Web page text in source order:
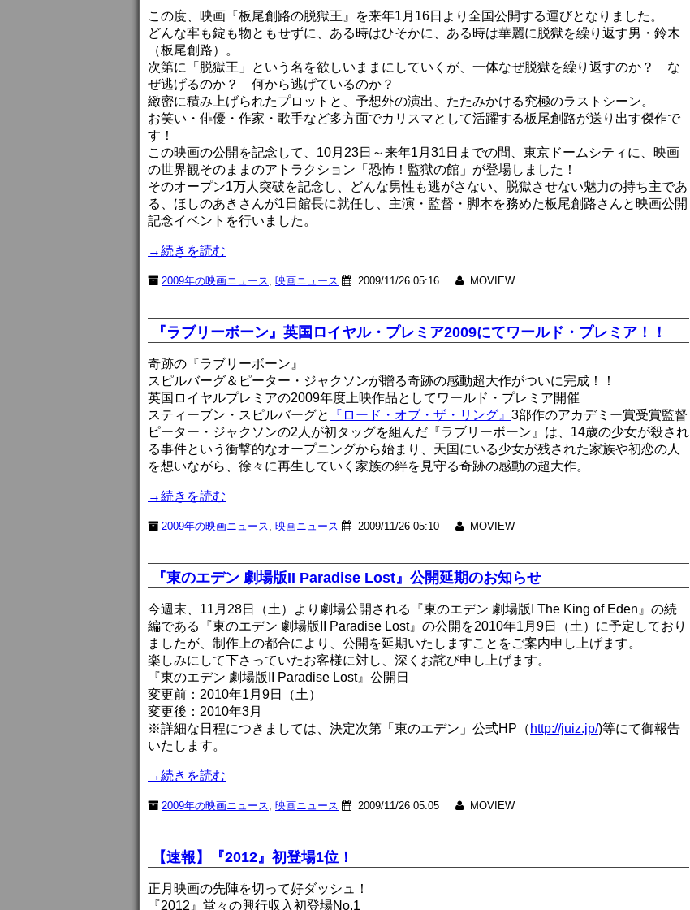
この度、映画『板尾創路の脱獄王』を来年1月16日より全国公開する運びとなりました。
どんな牢も錠も物ともせずに、ある時はひそかに、ある時は華麗に脱獄を繰り返す男・鈴木
（板尾創路）。
次第に「脱獄王」という名を欲しいままにしていくが、一体なぜ脱獄を繰り返すのか？ な
ぜ逃げるのか？ 何から逃げているのか？
緻密に積み上げられたプロットと、予想外の演出、たたみかける究極のラストシーン。
お笑い・俳優・作家・歌手など多方面でカリスマとして活躍する板尾創路が送り出す傑作で
す！
この映画の公開を記念して、10月23日～来年1月31日までの間、東京ドームシティに、映画
の世界観そのままのアトラクション「恐怖！監獄の館」が登場しました！
そのオープン1万人突破を記念し、どんな男性も逃がさない、脱獄させない魅力の持ち主であ
る、ほしのあきさんが1日館長に就任し、主演・監督・脚本を務めた板尾創路さんと映画公開
記念イベントを行いました。
→続きを読む
2009年の映画ニュース 映画ニュース 2009/11/26 05:16 MOVIEW
『ラブリーボーン』英国ロイヤル・プレミア2009にてワールド・プレミア！！
奇跡の『ラブリーボーン』
スピルバーグ＆ピーター・ジャクソンが贈る奇跡の感動超大作がついに完成！！
英国ロイヤルプレミアの2009年度上映作品としてワールド・プレミア開催
スティーブン・スピルバーグと
『ロード・オブ・ザ・リング』 3部作のアカデミー賞受賞監督
ピーター・ジャクソンの2人が初タッグを組んだ『ラブリーボーン』は、14歳の少女が殺され
る事件という衝撃的なオープニングから始まり、天国にいる少女が残された家族や初恋の人
を想いながら、徐々に再生していく家族の絆を見守る奇跡の感動の超大作。
→続きを読む
2009年の映画ニュース 映画ニュース 2009/11/26 05:10 MOVIEW
『東のエデン 劇場版II Paradise Lost』公開延期のお知らせ
今週末、11月28日（土）より劇場公開される『東のエデン 劇場版I The King of Eden』の続
編である『東のエデン 劇場版II Paradise Lost』の公開を2010年1月9日（土）に予定しており
ましたが、制作上の都合により、公開を延期いたしますことをご案内申し上げます。
楽しみにして下さっていたお客様に対し、深くお詫び申し上げます。
『東のエデン 劇場版II Paradise Lost』公開日
変更前：2010年1月9日（土）
変更後：2010年3月
※詳細な日程につきましては、決定次第「東のエデン」公式HP（ http://juiz.jp/)等にて御報告
いたします。
→続きを読む
2009年の映画ニュース 映画ニュース 2009/11/26 05:05 MOVIEW
【速報】『2012』初登場1位！
正月映画の先陣を切って好ダッシュ！
『2012』堂々の興行収入初登場No.1